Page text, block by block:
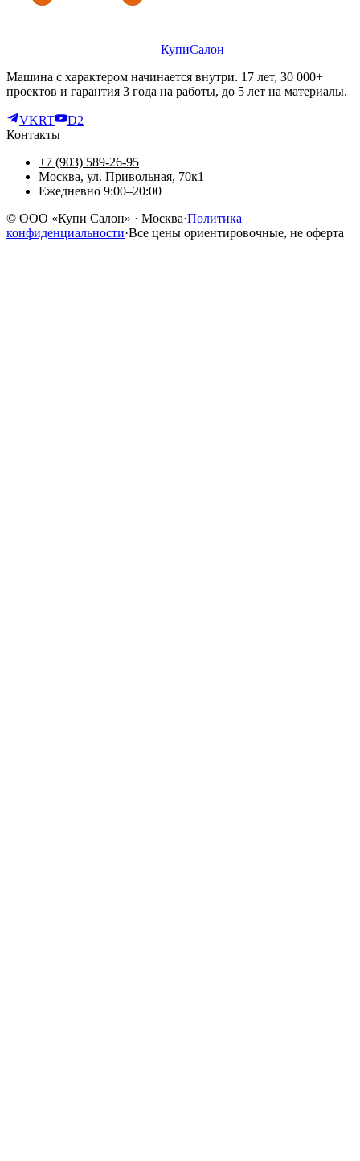
КупиСалон
Машина с характером начинается внутри. 17 лет, 30 000+
проектов и гарантия 3 года на работы, до 5 лет на материалы.
VKRT
D2
Контакты
+7 (903) 589-26-95
Москва, ул. Привольная, 70к1
Ежедневно 9:00–20:00
© ООО «Купи Салон» · Москва·Политика
конфиденциальности·Все цены ориентировочные, не оферта